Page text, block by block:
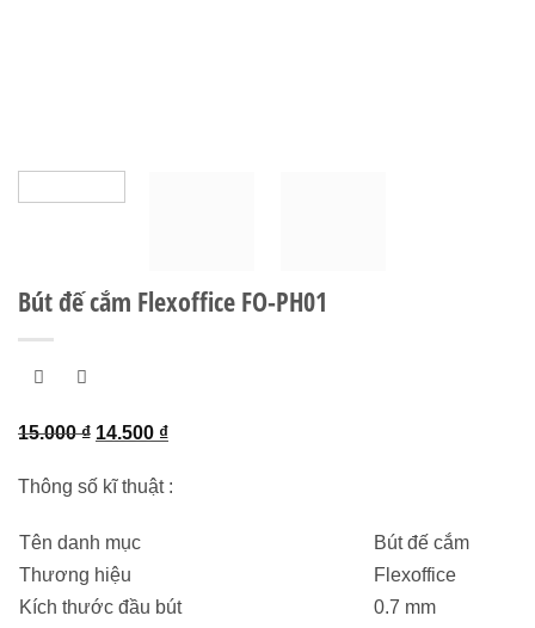
Bút đế cắm Flexoffice FO-PH01
15.000₫ Giá
là:
14.500 ₫Giá
tại
Thông số kĩ thuật :
Tên danh mục
Bút đế cắm
Thương hiệu
Flexoffice
Kích thước đầu bút
0.7 mm